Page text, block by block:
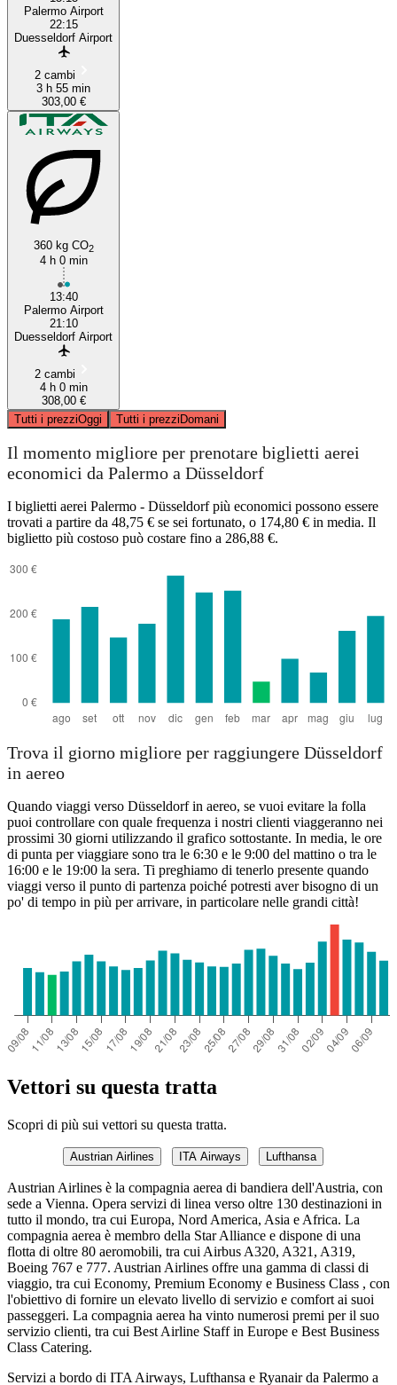
Palermo Airport
22:15
Duesseldorf Airport
2 cambi
3 h 55 min
303,00 €
360 kg CO2
4 h 0 min
13:40
Palermo Airport
21:10
Duesseldorf Airport
2 cambi
4 h 0 min
308,00 €
Tutti i prezziOggi Tutti i prezziDomani
Il momento migliore per prenotare biglietti aerei
economici da Palermo a Düsseldorf
I biglietti aerei Palermo - Düsseldorf più economici possono essere
trovati a partire da 48,75 € se sei fortunato, o 174,80 € in media. Il
biglietto più costoso può costare fino a 286,88 €.
Trova il giorno migliore per raggiungere Düsseldorf
in aereo
Quando viaggi verso Düsseldorf in aereo, se vuoi evitare la folla
puoi controllare con quale frequenza i nostri clienti viaggeranno nei
prossimi 30 giorni utilizzando il grafico sottostante. In media, le ore
di punta per viaggiare sono tra le 6:30 e le 9:00 del mattino o tra le
16:00 e le 19:00 la sera. Ti preghiamo di tenerlo presente quando
viaggi verso il punto di partenza poiché potresti aver bisogno di un
po' di tempo in più per arrivare, in particolare nelle grandi città!
Vettori su questa tratta
Scopri di più sui vettori su questa tratta.
Austrian Airlines ITA Airways Lufthansa
Austrian Airlines è la compagnia aerea di bandiera dell'Austria, con
sede a Vienna. Opera servizi di linea verso oltre 130 destinazioni in
tutto il mondo, tra cui Europa, Nord America, Asia e Africa. La
compagnia aerea è membro della Star Alliance e dispone di una
flotta di oltre 80 aeromobili, tra cui Airbus A320, A321, A319,
Boeing 767 e 777. Austrian Airlines offre una gamma di classi di
viaggio, tra cui Economy, Premium Economy e Business Class , con
l'obiettivo di fornire un elevato livello di servizio e comfort ai suoi
passeggeri. La compagnia aerea ha vinto numerosi premi per il suo
servizio clienti, tra cui Best Airline Staff in Europe e Best Business
Class Catering.
Servizi a bordo di ITA Airways, Lufthansa e Ryanair da Palermo a